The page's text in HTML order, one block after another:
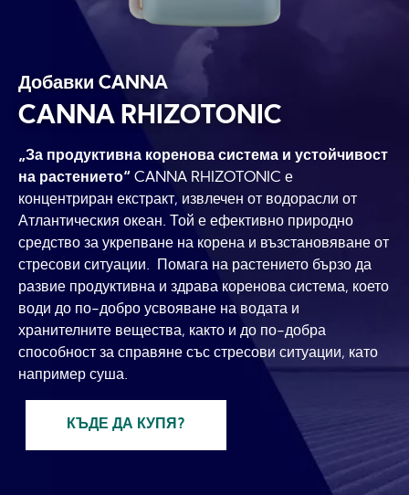
Добавки CANNA
CANNA RHIZOTONIC
„За продуктивна коренова система и устойчивост
на растението“ CANNA RHIZOTONIC е
концентриран екстракт, извлечен от водорасли от
Атлантическия океан. Той е ефективно природно
средство за укрепване на корена и възстановяване от
стресови ситуации. Помага на растението бързо да
развие продуктивна и здрава коренова система, което
води до по-добро усвояване на водата и
хранителните вещества, както и до по-добра
способност за справяне със стресови ситуации, като
например суша.
КЪДЕ ДА КУПЯ?